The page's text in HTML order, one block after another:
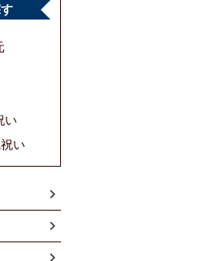
い
い